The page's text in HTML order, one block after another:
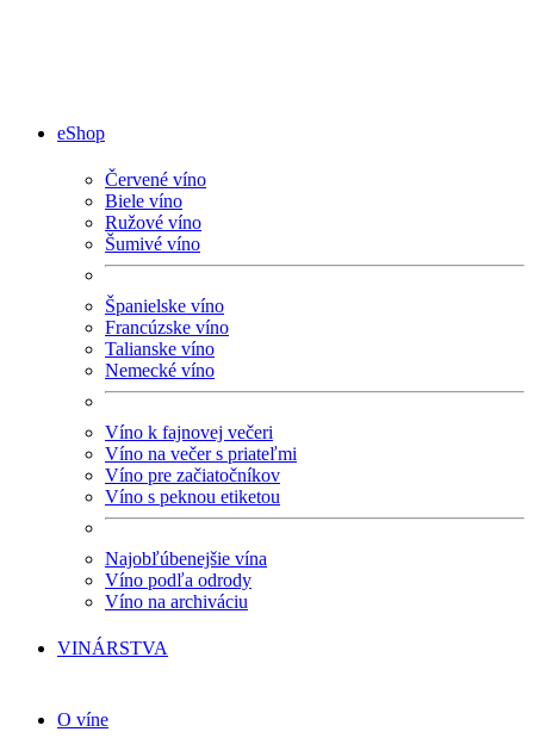
eShop
Červené víno
Biele víno
Ružové víno
Šumivé víno
Španielske víno
Francúzske víno
Talianske víno
Nemecké víno
Víno k fajnovej večeri
Víno na večer s priateľmi
Víno pre začiatočníkov
Víno s peknou etiketou
Najobľúbenejšie vína
Víno podľa odrody
Víno na archiváciu
VINÁRSTVA
O víne